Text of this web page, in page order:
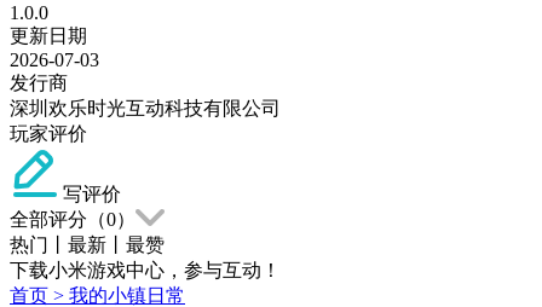
1.0.0
更新日期
2026-07-03
发行商
深圳欢乐时光互动科技有限公司
玩家评价
写评价
全部评分（0）
热门
最新
最赞
下载小米游戏中心，参与互动！
首页 > 我的小镇日常